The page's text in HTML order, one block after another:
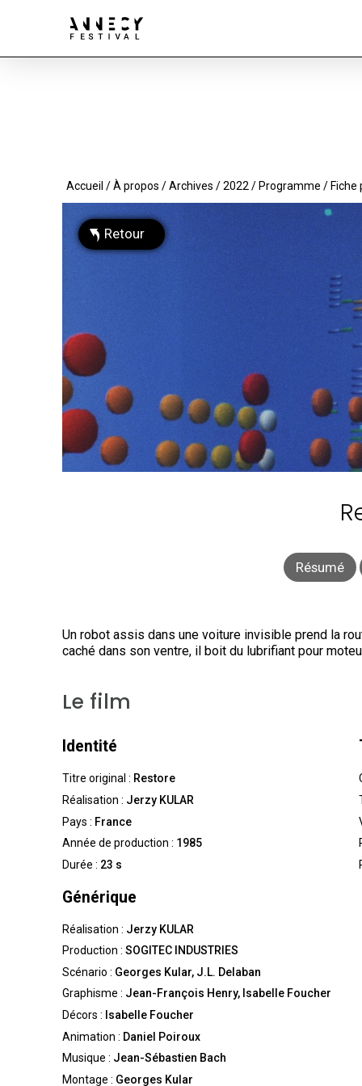
Accueil /À propos /Archives /2022 / Programme / Fiche
Retour
Résumé
Un robot assis dans une voiture invisible prend la
caché dans son ventre, il boit du lubrifiant pour
Le film
Identité
Titre original : Restore
Réalisation : Jerzy KULAR
Pays : France
Année de production : 1985
Durée : 23 s
Générique
Réalisation : Jerzy KULAR
Production : SOGITEC INDUSTRIES
Scénario : Georges Kular, J.L. Delaban
Graphisme : Jean-François Henry, Isabelle Foucher
Décors : Isabelle Foucher
Animation : Daniel Poiroux
Musique : Jean-Sébastien Bach
Montage : Georges Kular